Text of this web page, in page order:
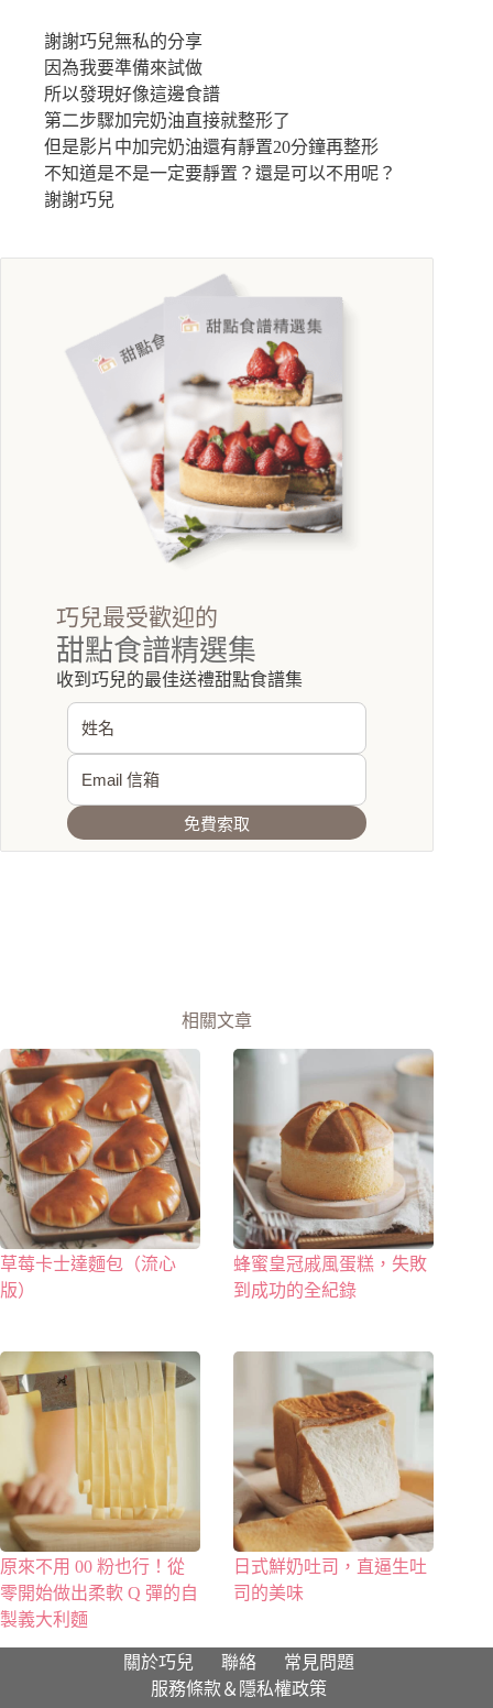
謝謝巧兒無私的分享
因為我要準備來試做
所以發現好像這邊食譜
第二步驟加完奶油直接就整形了
但是影片中加完奶油還有靜置20分鐘再整形
不知道是不是一定要靜置？還是可以不用呢？
謝謝巧兒
巧兒最受歡迎的
甜點食譜精選集
收到巧兒的最佳送禮甜點食譜集
免費索取
相關文章
草莓卡士達麵包（流心
版）
蜂蜜皇冠戚風蛋糕，失敗
到成功的全紀錄
原來不用 00 粉也行！從
零開始做出柔軟 Q 彈的自
製義大利麵
日式鮮奶吐司，直逼生吐
司的美味
關於巧兒 聯絡
常見問題
服務條款＆隱私權政策